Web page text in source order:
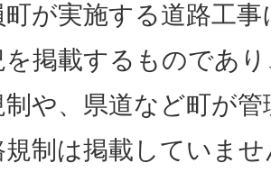
町が実施する道路工
を掲載するものであ
制や、県道など町が
規制は掲載していませ